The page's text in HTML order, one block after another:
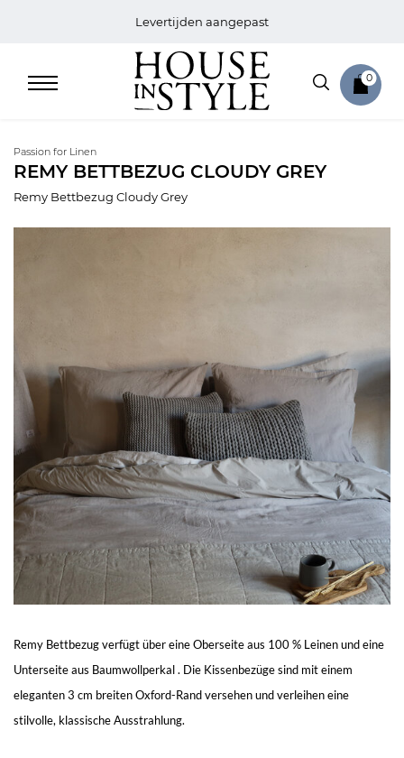
Levertijden aangepast
0
Home
Sale
Living
Sale
Mein
Konto
Passion for Linen
REMY BETTBEZUG CLOUDY GREY
Remy Bettbezug Cloudy Grey
Remy Bettbezug verfügt über eine Oberseite aus 100 % Leinen und eine
Unterseite aus Baumwollperkal . Die Kissenbezüge sind mit einem
eleganten 3 cm breiten Oxford-Rand versehen und verleihen eine
stilvolle, klassische Ausstrahlung.